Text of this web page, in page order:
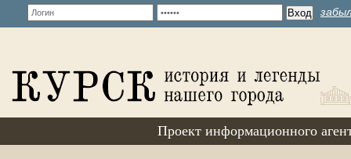
Проект информационного